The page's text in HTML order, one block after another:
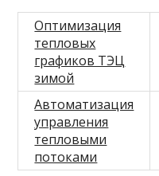
Оптимизация
тепловых
графиков ТЭЦ
зимой
Автоматизация
управления
тепловыми
потоками